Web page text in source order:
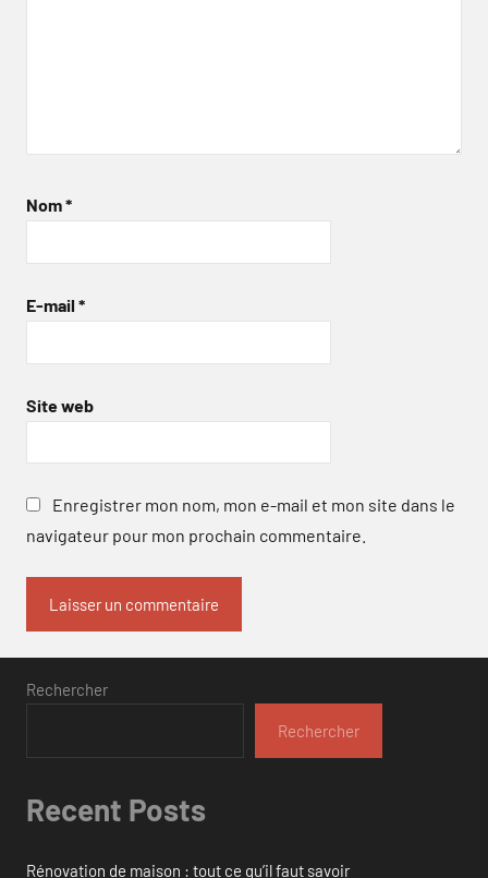
Nom*
E-mail *
Site web
Enregistrer mon nom, mon e-mail et mon site dans le
navigateur pour mon prochain commentaire.
Rechercher
Rechercher
Recent Posts
Rénovation de maison : tout ce qu’il faut savoir